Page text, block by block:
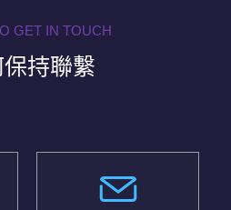
GET IN TOUCH
持聯繫